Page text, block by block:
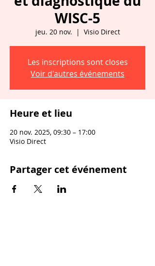
WISC-5
jeu. 20 nov.
  |
Visio Direct
Les inscriptions sont closes
Voir d'autres événements
Heure et lieu
20 nov. 2025, 09:30 – 17:00
Visio Direct
Partager cet événement